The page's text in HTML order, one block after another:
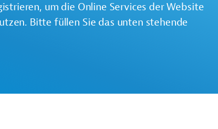
um die Online Services der Website
Bitte füllen Sie das unten stehende